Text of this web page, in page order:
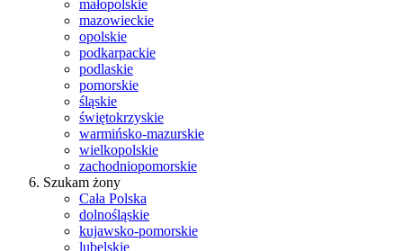
małopolskie
mazowieckie
opolskie
podkarpackie
podlaskie
pomorskie
śląskie
świętokrzyskie
warmińsko-mazurskie
wielkopolskie
zachodniopomorskie
Szukam żony
Cała Polska
dolnośląskie
kujawsko-pomorskie
lubelskie